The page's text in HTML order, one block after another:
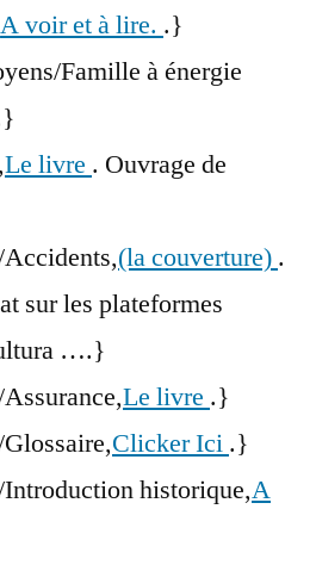
A voir et à lire. .}
Famille à énergie
Le livre . Ouvrage de
(la couverture) .
sur les plateformes
….}
Le livre .}
Clicker Ici .}
historique,A